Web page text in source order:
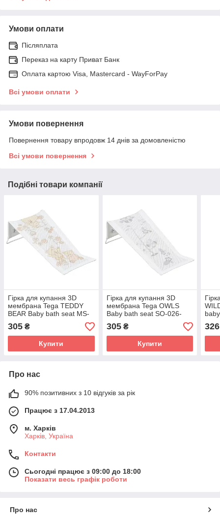
Умови оплати
Післяплата
Переказ на карту Приват Банк
Оплата картою Visa, Mastercard - WayForPay
Всі умови оплати
Умови повернення
Повернення товару впродовж 14 днів за домовленістю
Всі умови повернення
Подібні товари компанії
Гірка для купання 3D
мембрана Tega TEDDY
BEAR Baby bath seat MS-
026-103 white pearl (білий)
305 ₴
Купити
Гірка для купання 3D
мембрана Tega OWLS
Baby bath seat SO-026-
103 white (білий)
305₴
Купити
326
Про нас
90% позитивних з 10 відгуків за рік
Працює з 17.04.2013
м. Харків
Харків, Україна
Контакти
Сьогодні працює з 09:00 до 18:00
Показати весь графік роботи
Про нас